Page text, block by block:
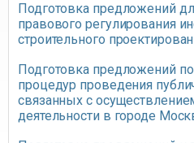
Подготовка предложений
правового регулирования
строительного
Подготовка предложений
процедур проведения
связанных с
деятельности в городе